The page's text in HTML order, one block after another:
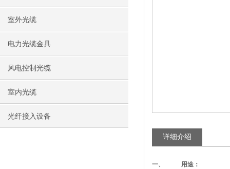
室外光缆
电力光缆金具
风电控制光缆
室内光缆
光纤接入设备
详细介绍
一、 用途：